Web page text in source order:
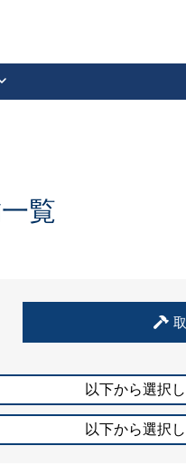
・抗菌製品
覧
以下から選択
以下から選択